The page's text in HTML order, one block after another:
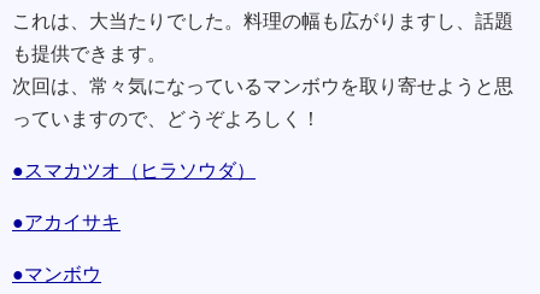
これは、大当たりでした。料理の幅も広がりますし、話題
も提供できます。
次回は、常々気になっているマンボウを取り寄せようと思
っていますので、どうぞよろしく！
●スマカツオ（ヒラソウダ）
●アカイサキ
●マンボウ